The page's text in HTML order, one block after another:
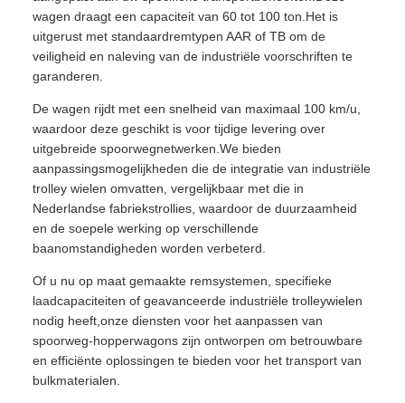
wagen draagt een capaciteit van 60 tot 100 ton.Het is
uitgerust met standaardremtypen AAR of TB om de
veiligheid en naleving van de industriële voorschriften te
garanderen.
De wagen rijdt met een snelheid van maximaal 100 km/u,
waardoor deze geschikt is voor tijdige levering over
uitgebreide spoorwegnetwerken.We bieden
aanpassingsmogelijkheden die de integratie van industriële
trolley wielen omvatten, vergelijkbaar met die in
Nederlandse fabriekstrollies, waardoor de duurzaamheid
en de soepele werking op verschillende
baanomstandigheden worden verbeterd.
Of u nu op maat gemaakte remsystemen, specifieke
laadcapaciteiten of geavanceerde industriële trolleywielen
nodig heeft,onze diensten voor het aanpassen van
spoorweg-hopperwagons zijn ontworpen om betrouwbare
en efficiënte oplossingen te bieden voor het transport van
bulkmaterialen.